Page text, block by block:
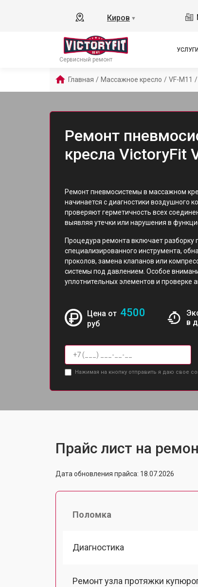
Киров ▼
Сервисный ремонт
УСЛУГИ
Главная / Массажное кресло / VF-M11 /
Ремонт
кресла VictoryFit
Ремонт пневмосистемы в массажном
начинается с диагностики воздушного
проверяют герметичность всех
выявляя утечки или нарушения в
Процедура ремонта включает
специализированного инструмента,
проколов, замена клапанов или
системы под давлением. Особое
уплотнительных элементов и проверке
Цена от 4500
руб
в
Нажимая на кнопку отправить я даю свое
Прайс лист на
Дата обновления прайса: 18.07.2026
Поломка
Диагностика
Ремонт узла протяжки